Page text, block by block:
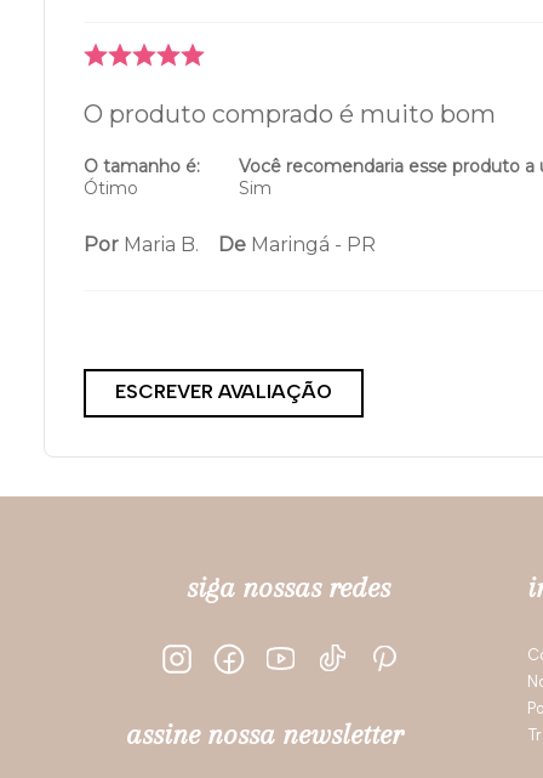
O produto comprado é muito bom
O tamanho é:
Ótimo
Você recomendaria esse produto a
Sim
Por Maria B. De Maringá - PR
ESCREVER AVALIAÇÃO
siga nossas redes
assine nossa newsletter